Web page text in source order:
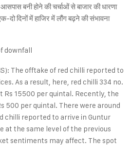
बनी होने की चर्चाओं से बाजार की धारणा
दो दिनों में हाजिर में लौंग बढ़ने की संभावना
downfall
The offtake of red chilli reported to
As a result, here, red chilli 334 no.
Rs 15500 per quintal. Recently, the
500 per quintal. There were around
chilli reported to arrive in Guntur
at the same level of the previous
sentiments may affect. The spot